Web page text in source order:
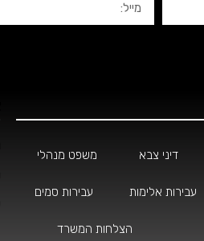
דיני צבא משפט מנהלי
עבירות אלימות עבירות סמים
הצלחות המשרד